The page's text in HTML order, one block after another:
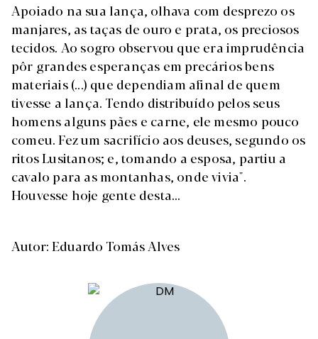
Apoiado na sua lança, olhava com desprezo os
manjares, as taças de ouro e prata, os preciosos
tecidos. Ao sogro observou que era imprudência
pôr grandes esperanças em precários bens
materiais (...) que dependiam afinal de quem
tivesse a lança. Tendo distribuído pelos seus
homens alguns pães e carne, ele mesmo pouco
comeu. Fez um sacrifício aos deuses, segundo os
ritos Lusitanos; e, tomando a esposa, partiu a
cavalo para as montanhas, onde vivia".
Houvesse hoje gente desta...
Autor: Eduardo Tomás Alves